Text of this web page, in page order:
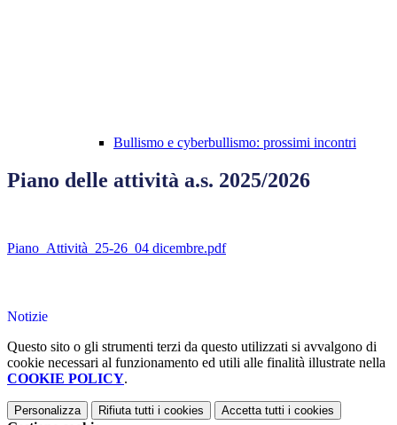
Bullismo e cyberbullismo: prossimi incontri
Piano delle attività a.s. 2025/2026
Piano_Attività_25-26_04 dicembre.pdf
Notizie
Questo sito o gli strumenti terzi da questo utilizzati si avvalgono di
cookie necessari al funzionamento ed utili alle finalità illustrate nella
COOKIE POLICY.
Personalizza Rifiuta tutti i cookies Accetta tutti i cookies